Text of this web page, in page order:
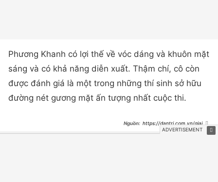
Phương Khanh có lợi thế về vóc dáng và khuôn mặt
sáng và có khả năng diễn xuất. Thậm chí, cô còn
được đánh giá là một trong những thí sinh sở hữu
đường nét gương mặt ấn tượng nhất cuộc thi.
https://dantri.com.vn/giai-
tri/voc-dang-nong-bong-top-5-
nguoi-dep-hinh-the-tai-hoa-hau-